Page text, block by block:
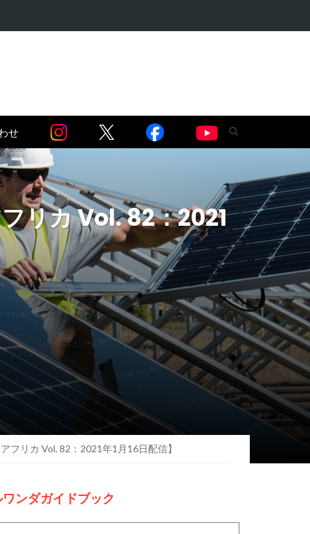
せ
リカ Vol. 82：2021
フリカ Vol. 82：2021年1月16日配信】
ンダガイドブック